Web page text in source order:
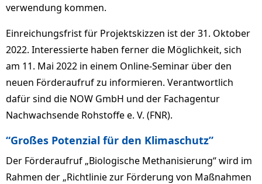
verwendung kommen.
Einreichungsfrist für Projektskizzen ist der 31. Oktober
2022. Interessierte haben ferner die Möglichkeit, sich
am 11. Mai 2022 in einem Online-Seminar über den
neuen Förderaufruf zu informieren. Verantwortlich
dafür sind die NOW GmbH und der Fachagentur
Nachwachsende Rohstoffe e. V. (FNR).
“Großes Potenzial für den Klimaschutz”
Der Förderaufruf „Biologische Methanisierung“ wird im
Rahmen der „Richtlinie zur Förderung von Maßnahmen